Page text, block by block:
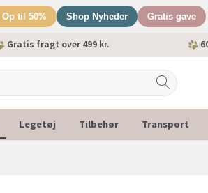
til 50% Shop Nyheder Gratis gave
Gratis fragt over 499 kr.
Legetøj Tilbehør Transport